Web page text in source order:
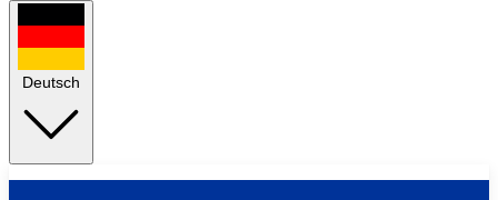
Deutsch